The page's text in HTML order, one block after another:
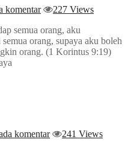
komentar
227 Views
semua orang, aku
orang, supaya aku boleh
orang. (1 Korintus 9:19)
komentar
241 Views